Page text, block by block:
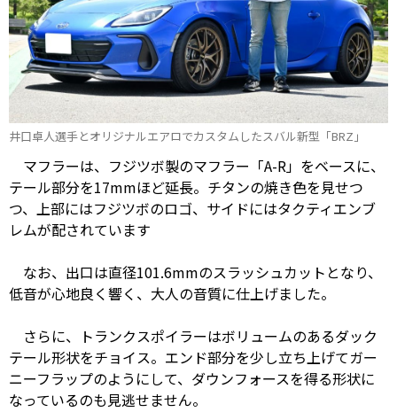
井口卓人選手とオリジナルエアロでカスタムしたスバル新型「BRZ」
マフラーは、フジツボ製のマフラー「A-R」をベースに、
テール部分を17mmほど延長。チタンの焼き色を見せつ
つ、上部にはフジツボのロゴ、サイドにはタクティエンブ
レムが配されています
なお、出口は直径101.6mmのスラッシュカットとなり、
低音が心地良く響く、大人の音質に仕上げました。
さらに、トランクスポイラーはボリュームのあるダック
テール形状をチョイス。エンド部分を少し立ち上げてガー
ニーフラップのようにして、ダウンフォースを得る形状に
なっているのも見逃せません。